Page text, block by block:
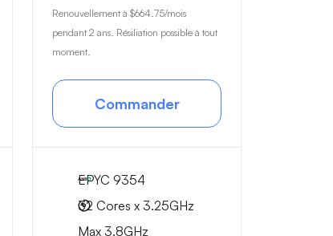
Renouvellement à $664.75/mois
pendant 2 ans. Résiliation possible à tout
moment.
Commander
EPYC 9354
32 Cores x 3.25GHz
Max 3.8GHz